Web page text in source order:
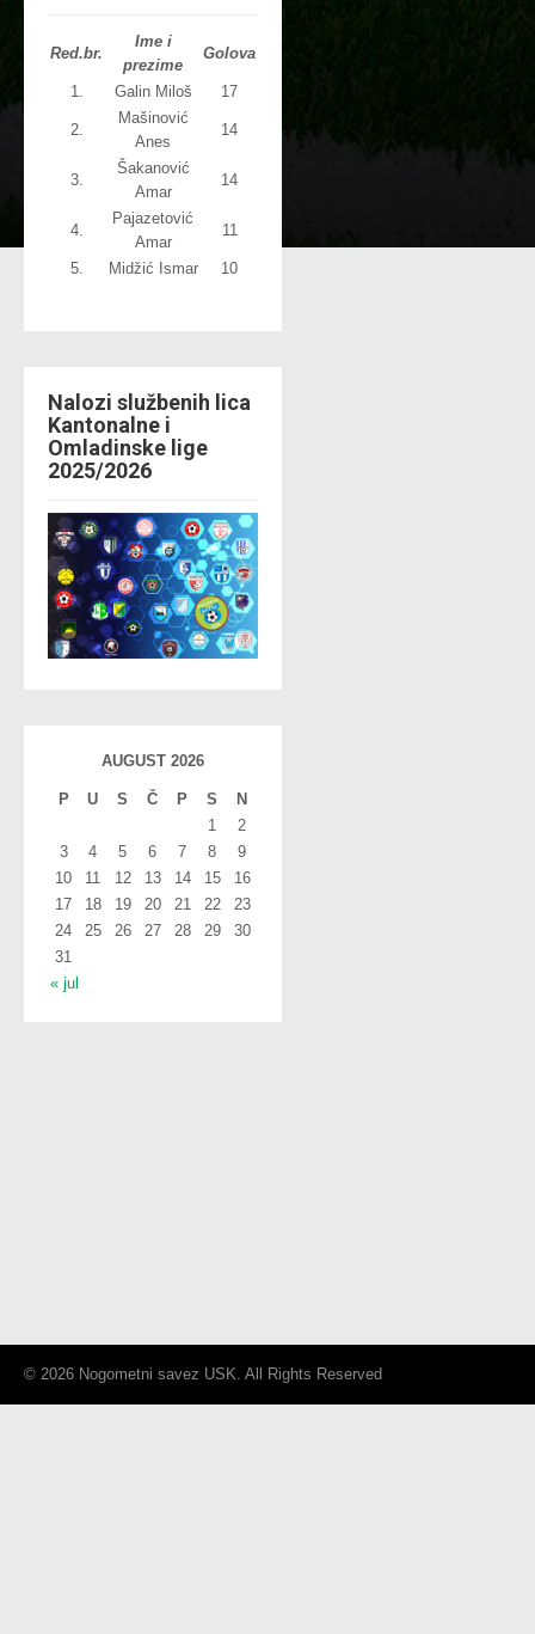
Red.br.
Ime i
prezime
Golova
1. Galin Miloš 17
2.
Mašinović
Anes
14
3.
Šakanović
Amar
14
4.
Pajazetović
Amar
11
5. Midžić Ismar 10
Nalozi službenih lica
Kantonalne i
Omladinske lige
2025/2026
AUGUST 2026
P U S Č P S N
« jul
1
2
3
4 5 6 7 8
9
10
11 12 13 14 15
16
17
18 19 20 21 22
23
24
25 26 27 28 29
30
31
© 2026 Nogometni savez USK. All Rights Reserved